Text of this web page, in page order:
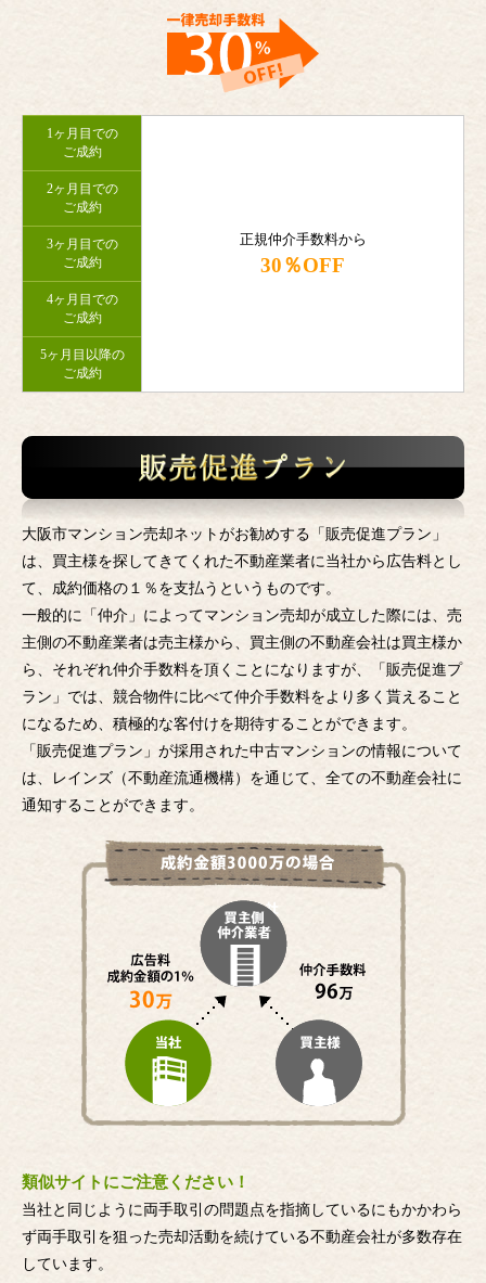
1ヶ月目での
ご成約
正規仲介手数料から
30％OFF
2ヶ月目での
ご成約
3ヶ月目での
ご成約
4ヶ月目での
ご成約
5ヶ月目以降の
ご成約
大阪市マンション売却ネットがお勧めする「販売促進プラン」
は、買主様を探してきてくれた不動産業者に当社から広告料とし
て、成約価格の１％を支払うというものです。
一般的に「仲介」によってマンション売却が成立した際には、売
主側の不動産業者は売主様から、買主側の不動産会社は買主様か
ら、それぞれ仲介手数料を頂くことになりますが、「販売促進プ
ラン」では、競合物件に比べて仲介手数料をより多く貰えること
になるため、積極的な客付けを期待することができます。
「販売促進プラン」が採用された中古マンションの情報について
は、レインズ（不動産流通機構）を通じて、全ての不動産会社に
通知することができます。
類似サイトにご注意ください！
当社と同じように両手取引の問題点を指摘しているにもかかわら
ず両手取引を狙った売却活動を続けている不動産会社が多数存在
しています。